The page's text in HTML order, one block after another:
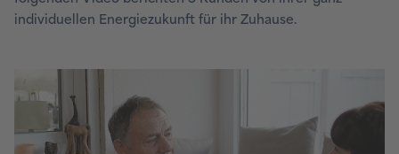
individuellen Energiezukunft für ihr Zuhause.